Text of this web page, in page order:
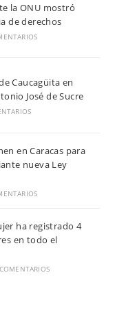
la ONU mostró
de derechos
Caucagüita en
José de Sucre
en Caracas para
nueva Ley
ha registrado 4
en todo el